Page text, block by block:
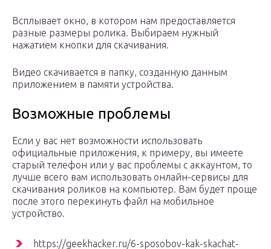
Всплывает окно, в котором нам предоставляется
разные размеры ролика. Выбираем нужный
нажатием кнопки для скачивания.
Видео скачивается в папку, созданную данным
приложением в памяти устройства.
Возможные проблемы
Если у вас нет возможности использовать
официальные приложения, к примеру, вы имеете
старый телефон или у вас проблемы с аккаунтом, то
лучше всего вам использовать онлайн-сервисы для
скачивания роликов на компьютер. Вам будет проще
после этого перекинуть файл на мобильное
устройство.
https://geekhacker.ru/6-sposobov-kak-skachat-